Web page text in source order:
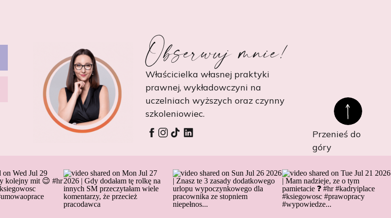
Obserwuj mnie!
Właścicielka własnej praktyki
prawnej, wykładowczyni na
uczelniach wyższych oraz czynny
szkoleniowiec.
Przenieś do
góry